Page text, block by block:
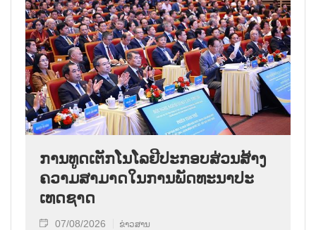
ການ​ທູດ​ເຕັກ​ໂນ​ໂລ​ຢີ​ປະ​ກອບ​ສ່ວນ​ສ້າງ​
ຄວາມ​ສາ​ມາດ​ໃນ​ການ​ພັດ​ທະ​ນາ​ປະ​
ເທດ​ຊາດ
07/08/2026 ຂ່າວສານ